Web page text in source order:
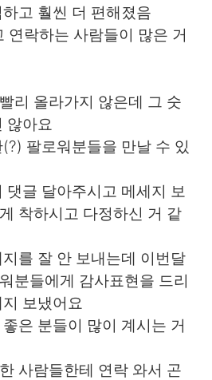
日本語
Tiếng Việt
고 훨씬 더 편해졌음
연락하는 사람들이 많은 거
리 올라가지 않은데 그 숫
않아요
팔로워분들을 만날 수 있
글 달아주시고 메세지 보
착하시고 다정하신 거 같
를 잘 안 보내는데 이번달
분들에게 감사표현을 드리
보냈어요
은 분들이 많이 계시는 거
사람들한테 연락 와서 곤